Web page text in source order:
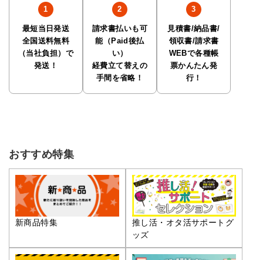
最短当日発送
全国送料無料
（当社負担）で
発送！
請求書払いも可
能（Paid後払
い）
経費立て替えの
手間を省略！
見積書/納品書/
領収書/請求書
WEBで各種帳
票かんたん発
行！
おすすめ特集
新商品特集
推し活・オタ活サポートグ
ッズ